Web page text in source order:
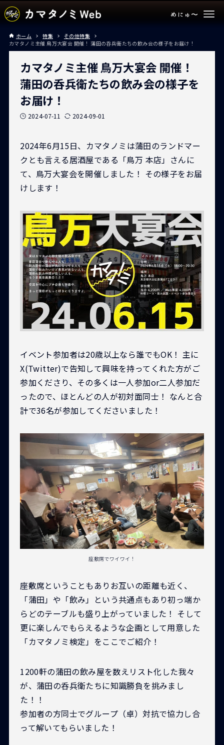
ホーム 特集
その他特集
カマタノミ主催 鳥万大宴会 開催！ 蒲田の呑兵衛たちの飲み会の様子をお届け！
カマタノミ主催 鳥万大宴会 開催！
蒲田の呑兵衛たちの飲み会の様子を
お届け！
2024-07-11 2024-09-01
2024年6月15日、カマタノミは蒲田のランドマー
クとも言える居酒屋である「鳥万 本店」さんに
て、鳥万大宴会を開催しました！ その様子をお届
けします！
イベント参加者は20歳以上なら誰でもOK！ 主に
X(Twitter)で告知して興味を持ってくれた方がご
参加くださり、その多くは一人参加or二人参加だ
ったので、ほとんどの人が初対面同士！ なんと合
計で36名が参加してくださいました！
座敷席でワイワイ！
座敷席ということもありお互いの距離も近く、
「蒲田」や「飲み」という共通点もあり初っ端か
らどのテーブルも盛り上がっていました！ そして
更に楽しんでもらえるような企画として用意した
「カマタノミ検定」をここでご紹介！
1200軒の蒲田の飲み屋を数えリスト化した我々
が、蒲田の呑兵衛たちに知識勝負を挑みまし
た！！
参加者の方同士でグループ（卓）対抗で協力し合
って解いてもらいました！